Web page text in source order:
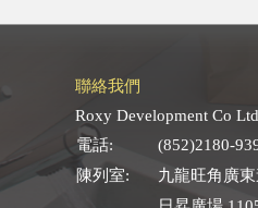
聯絡我們
Roxy Development Co
電話:
(852)2180-
陳列室:
九龍旺角廣